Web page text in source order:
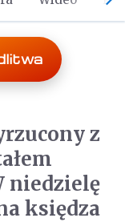
z
niedzielę
księdza